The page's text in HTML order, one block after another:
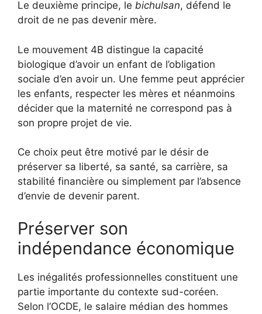
Le deuxième principe, le bichulsan, défend le
droit de ne pas devenir mère.
Le mouvement 4B distingue la capacité
biologique d’avoir un enfant de l’obligation
sociale d’en avoir un. Une femme peut apprécier
les enfants, respecter les mères et néanmoins
décider que la maternité ne correspond pas à
son propre projet de vie.
Ce choix peut être motivé par le désir de
préserver sa liberté, sa santé, sa carrière, sa
stabilité financière ou simplement par l’absence
d’envie de devenir parent.
Préserver son
indépendance économique
Les inégalités professionnelles constituent une
partie importante du contexte sud-coréen.
Selon l’OCDE, le salaire médian des hommes